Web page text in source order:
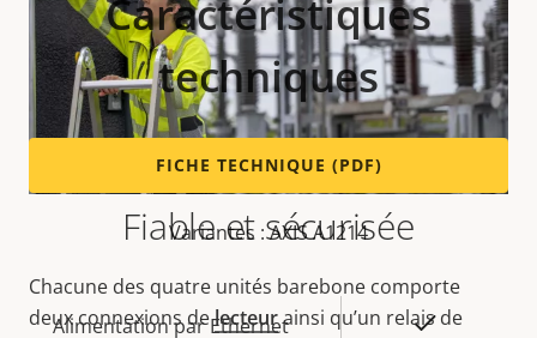
Fiable et sécurisée
Chacune des quatre unités barebone comporte
deux connexions delecteurainsi qu’un relais de
Caractéristiques
techniques
FICHE TECHNIQUE (PDF)
Variantes : AXIS A1214
Description
Valeur de
Alimentation par Ethernet Oui